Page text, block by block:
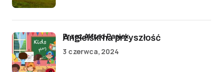
Angielski na przyszłość
przez Alfred Pasiak
3 czerwca, 2024